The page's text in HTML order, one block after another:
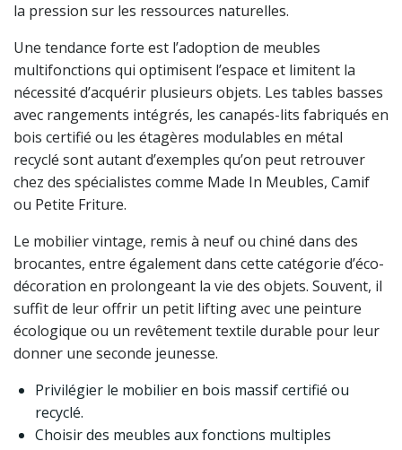
la pression sur les ressources naturelles.
Une tendance forte est l’adoption de meubles
multifonctions qui optimisent l’espace et limitent la
nécessité d’acquérir plusieurs objets. Les tables basses
avec rangements intégrés, les canapés-lits fabriqués en
bois certifié ou les étagères modulables en métal
recyclé sont autant d’exemples qu’on peut retrouver
chez des spécialistes comme Made In Meubles, Camif
ou Petite Friture.
Le mobilier vintage, remis à neuf ou chiné dans des
brocantes, entre également dans cette catégorie d’éco-
décoration en prolongeant la vie des objets. Souvent, il
suffit de leur offrir un petit lifting avec une peinture
écologique ou un revêtement textile durable pour leur
donner une seconde jeunesse.
Privilégier le mobilier en bois massif certifié ou
recyclé.
Choisir des meubles aux fonctions multiples